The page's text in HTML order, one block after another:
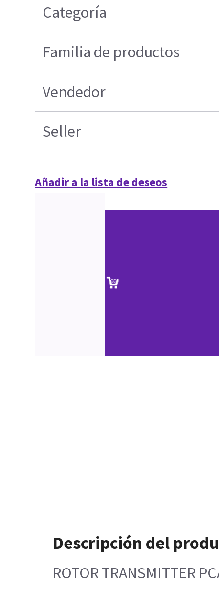
Categoría
Familia de productos
Vendedor
Seller
Añadir a la lista de deseos
Descripción del
ROTOR TRANSMITTER